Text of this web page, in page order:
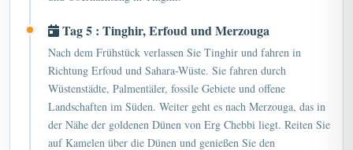
Nach dem Frühstück verlassen Sie Tinghir und fahren in
Richtung Erfoud und Sahara-Wüste. Sie fahren durch
Wüstenstädte, Palmentäler, fossile Gebiete und offene
Landschaften im Süden. Weiter geht es nach Merzouga, das in
der Nähe der goldenen Dünen von Erg Chebbi liegt. Reiten Sie
auf Kamelen über die Dünen und genießen Sie den
Sonnenuntergang über der Wüste Sahara. Abendessen und